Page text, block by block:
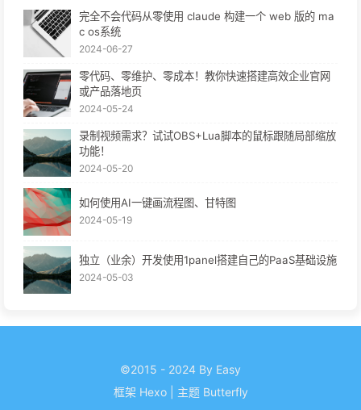
完全不会代码从零使用 claude 构建一个 web 版的 ma
c os系统
2024-06-27
零代码、零维护、零成本！教你快速搭建高效企业官网
或产品落地页
2024-05-24
录制视频需求？试试OBS+Lua脚本的鼠标跟随局部缩放
功能！
2024-05-20
如何使用AI一键画流程图、甘特图
2024-05-19
独立（业余）开发使用1panel搭建自己的PaaS基础设施
2024-05-03
©2015 - 2024 By Easy
框架 Hexo 主题 Butterfly